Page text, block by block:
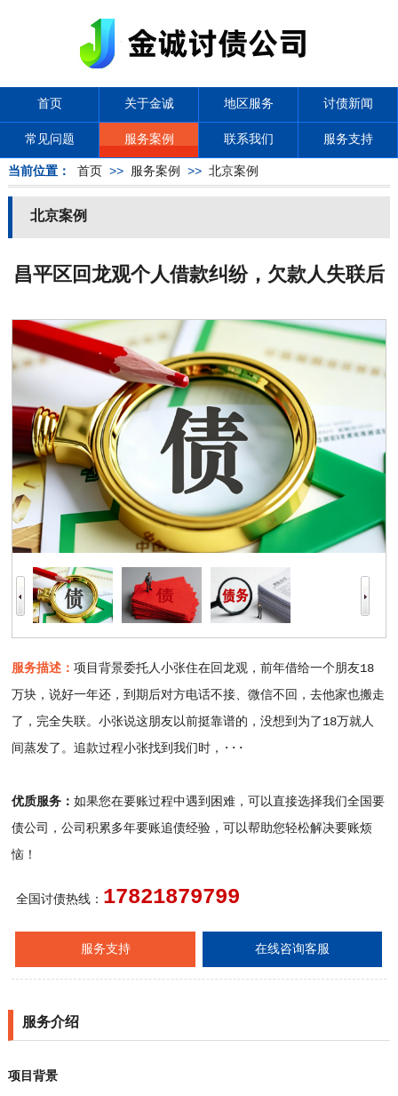
首页 关于金诚 地区服务 讨债新闻
常见问题 服务案例 联系我们 服务支持
当前位置： 首页 >> 服务案例 >> 北京案例
北京案例
昌平区回龙观个人借款纠纷，欠款人失联后
服务描述：项目背景委托人小张住在回龙观，前年借给一个朋友18
万块，说好一年还，到期后对方电话不接、微信不回，去他家也搬走
了，完全失联。小张说这朋友以前挺靠谱的，没想到为了18万就人
间蒸发了。追款过程小张找到我们时，···
优质服务：如果您在要账过程中遇到困难，可以直接选择我们全国要
债公司，公司积累多年要账追债经验，可以帮助您轻松解决要账烦
恼！
全国讨债热线： 17821879799
服务支持 在线咨询客服
服务介绍
项目背景